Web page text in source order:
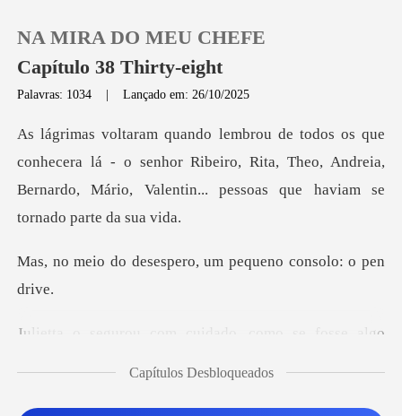
0
Loja
NA MIRA DO MEU CHEFE
Capítulo 38 Thirty-eight
Palavras: 1034 |Lançado em: 26/10/2025
lá - o senhor Ribeiro, Rita, Theo, Andreia,
Bernardo, Mário,
espero, um pequeno
o se fosse algo
Capítulos Desbloqueados